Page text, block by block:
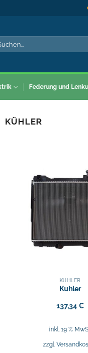
Federung und
KÜHLER
KÜHLER
Kuhler
137,34€
inkl. 19 %
zzgl.